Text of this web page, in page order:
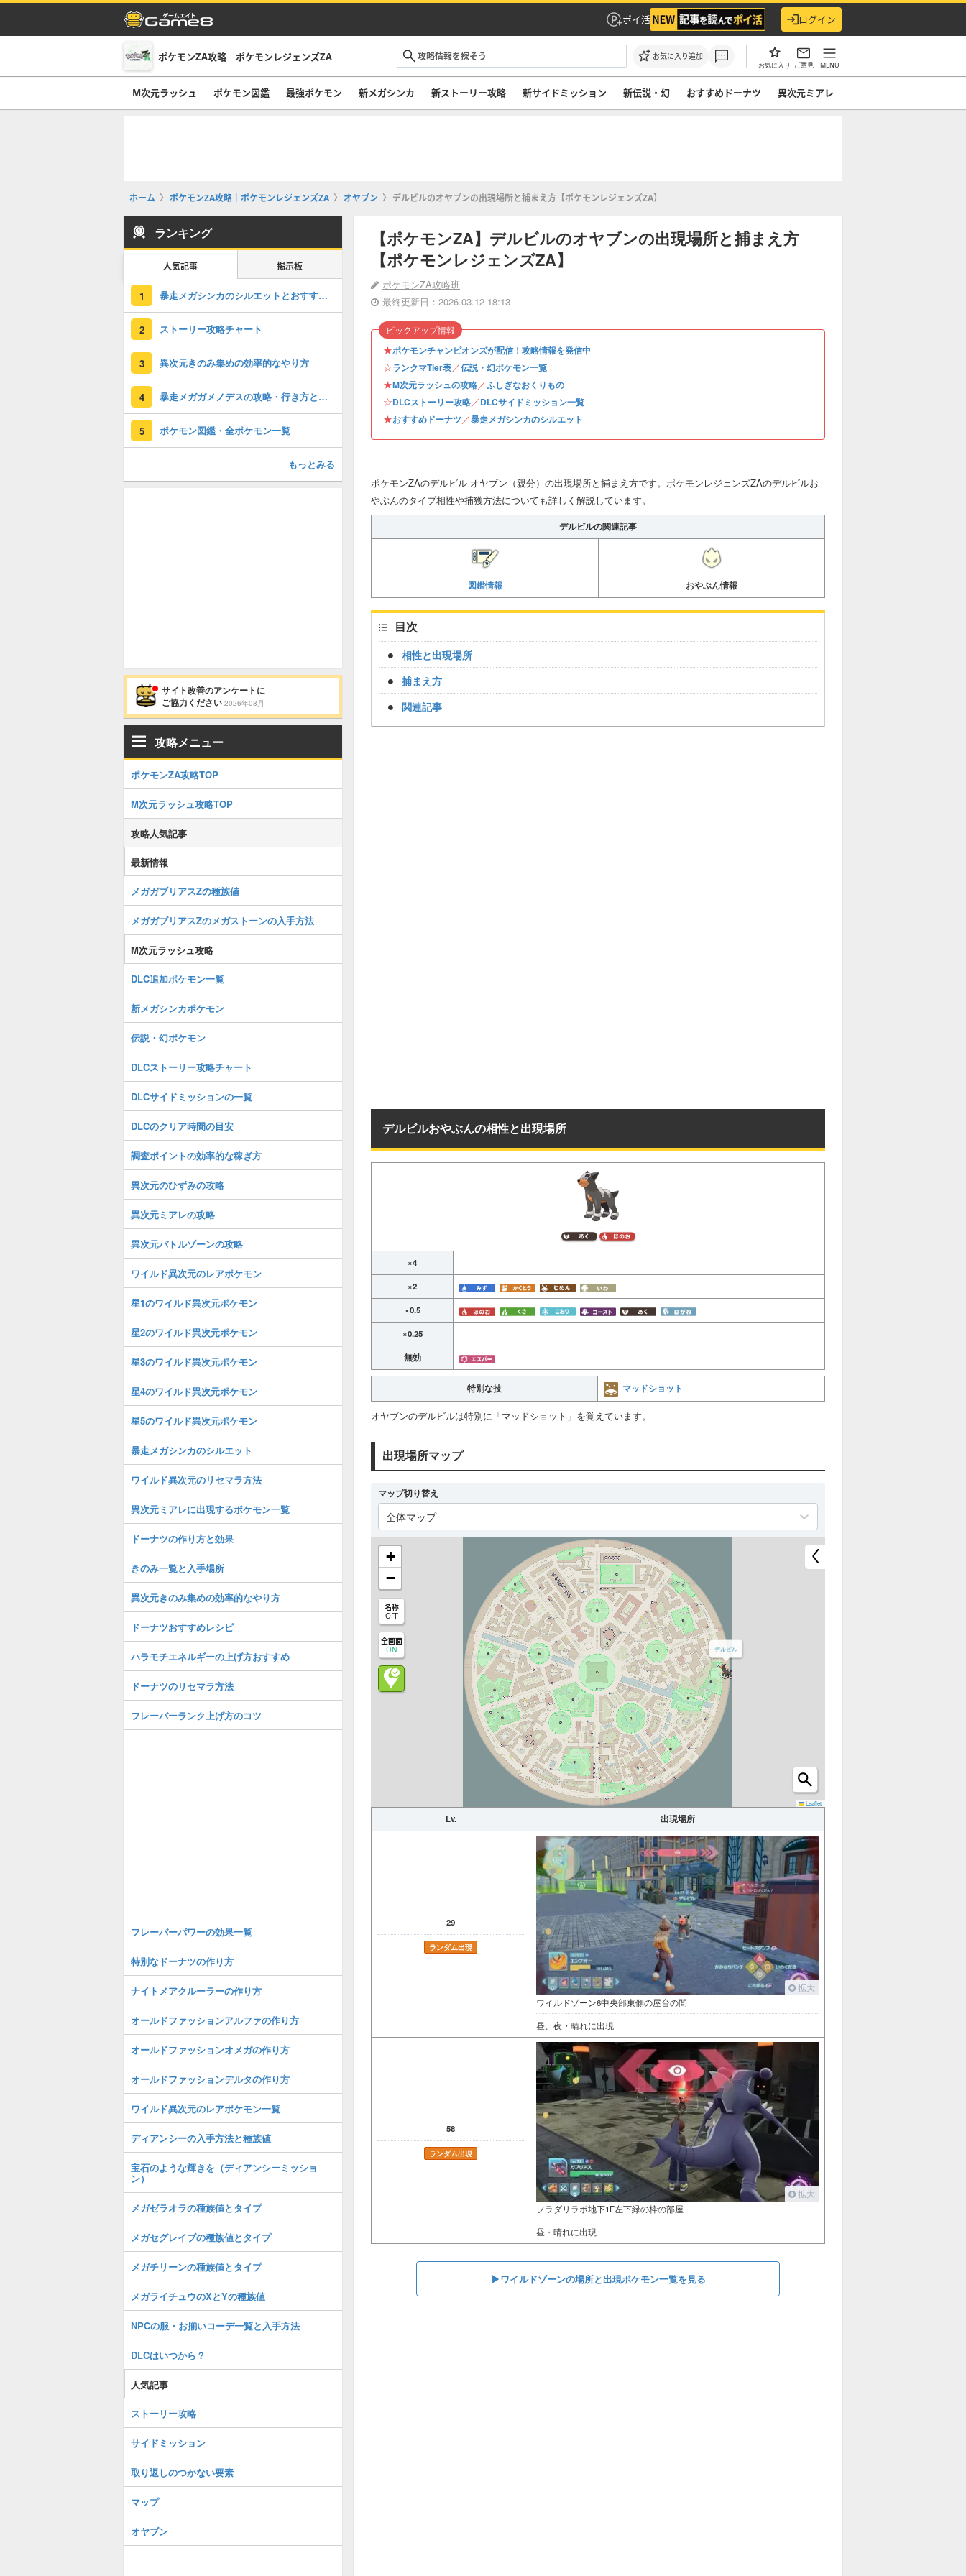
ポイ活 ログイン
ポケモンZA攻略｜ポケモンレジェンズZA お気に入り追加
お気に入り ご意見 MENU
M次元ラッシュ ポケモン図鑑 最強ポケモン 新メガシンカ 新ストーリー攻略 新サイドミッション 新伝説・幻 おすすめドーナツ 異次元ミアレ
ホーム ポケモンZA攻略｜ポケモンレジェンズZA オヤブン デルビルのオヤブンの出現場所と捕まえ方【ポケモンレジェンズZA】
【ポケモンZA】デルビルのオヤブンの出現場所と捕まえ方
【ポケモンレジェンズZA】
ポケモンZA攻略班
最終更新日：2026.03.12 18:13
★ポケモンチャンピオンズが配信！攻略情報を発信中
☆ランクマTier表／伝説・幻ポケモン一覧
★M次元ラッシュの攻略／ふしぎなおくりもの
☆DLCストーリー攻略／DLCサイドミッション一覧
★おすすめドーナツ／暴走メガシンカのシルエット
ピックアップ情報
ポケモンZAのデルビル オヤブン（親分）の出現場所と捕まえ方です。ポケモンレジェンズZAのデルビルお
やぶんのタイプ相性や捕獲方法についても詳しく解説しています。
デルビルの関連記事
図鑑情報 おやぶん情報
目次
相性と出現場所
捕まえ方
関連記事
デルビルおやぶんの相性と出現場所
×4 -
×2
×0.5
×0.25
-
無効
特別な技 マッドショット
オヤブンのデルビルは特別に「マッドショット」を覚えています。
出現場所マップ
マップ切り替え
全体マップ
デルビル
+
−
名称
OFF
全画面
ON
Leaflet
Lv. 出現場所
29
ランダム出現
拡大
ワイルドゾーン6中央部東側の屋台の間
昼、夜・晴れに出現
58
ランダム出現
拡大
フラダリラボ地下1F左下緑の枠の部屋
昼・晴れに出現
▶︎ワイルドゾーンの場所と出現ポケモン一覧を見る
ランキング
人気記事 掲示板
1 暴走メガシンカのシルエットとおすすめポケモン
2 ストーリー攻略チャート
3 異次元きのみ集めの効率的なやり方
4 暴走メガガメノデスの攻略・行き方と弱点
5 ポケモン図鑑・全ポケモン一覧
もっとみる
サイト改善のアンケートに
ご協力ください 2026年08月
攻略メニュー
ポケモンZA攻略TOP
M次元ラッシュ攻略TOP
攻略人気記事
最新情報
メガガブリアスZの種族値
メガガブリアスZのメガストーンの入手方法
M次元ラッシュ攻略
DLC追加ポケモン一覧
新メガシンカポケモン
伝説・幻ポケモン
DLCストーリー攻略チャート
DLCサイドミッションの一覧
DLCのクリア時間の目安
調査ポイントの効率的な稼ぎ方
異次元のひずみの攻略
異次元ミアレの攻略
異次元バトルゾーンの攻略
ワイルド異次元のレアポケモン
星1のワイルド異次元ポケモン
星2のワイルド異次元ポケモン
星3のワイルド異次元ポケモン
星4のワイルド異次元ポケモン
星5のワイルド異次元ポケモン
暴走メガシンカのシルエット
ワイルド異次元のリセマラ方法
異次元ミアレに出現するポケモン一覧
ドーナツの作り方と効果
きのみ一覧と入手場所
異次元きのみ集めの効率的なやり方
ドーナツおすすめレシピ
ハラモチエネルギーの上げ方おすすめ
ドーナツのリセマラ方法
フレーバーランク上げ方のコツ
フレーバーパワーの効果一覧
特別なドーナツの作り方
ナイトメアクルーラーの作り方
オールドファッションアルファの作り方
オールドファッションオメガの作り方
オールドファッションデルタの作り方
ワイルド異次元のレアポケモン一覧
ディアンシーの入手方法と種族値
宝石のような輝きを（ディアンシーミッショ
ン）
メガゼラオラの種族値とタイプ
メガセグレイブの種族値とタイプ
メガチリーンの種族値とタイプ
メガライチュウのXとYの種族値
NPCの服・お揃いコーデ一覧と入手方法
DLCはいつから？
人気記事
ストーリー攻略
サイドミッション
取り返しのつかない要素
マップ
オヤブン